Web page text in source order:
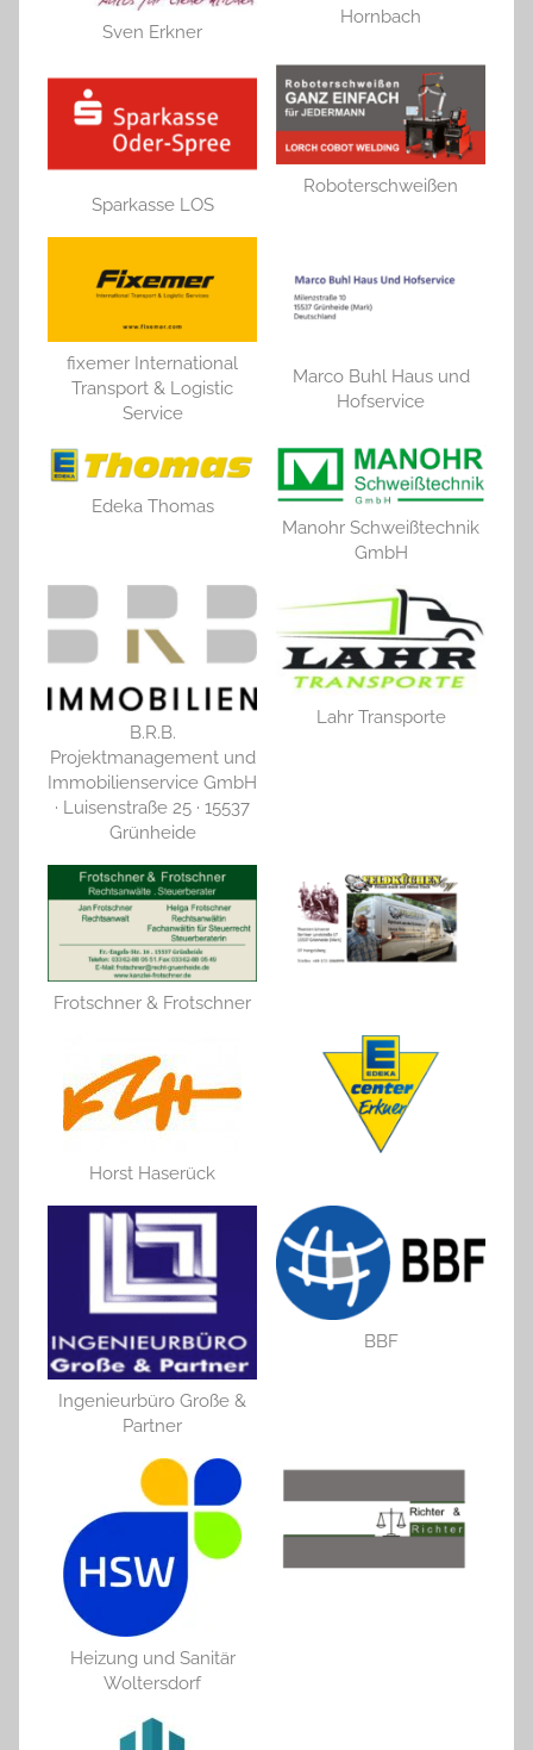
Sven Erkner
Hornbach
Sparkasse LOS
Roboterschweißen
fixemer International
Transport & Logistic
Service
Marco Buhl Haus und
Hofservice
Edeka Thomas
Manohr Schweißtechnik
GmbH
B.R.B.
Projektmanagement und
Immobilienservice GmbH
· Luisenstraße 25 · 15537
Grünheide
Lahr Transporte
Frotschner & Frotschner
Horst Haserück
Ingenieurbüro Große &
Partner
BBF
Heizung und Sanitär
Woltersdorf